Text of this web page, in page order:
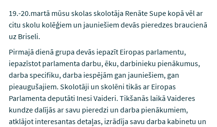
19.-20.martā mūsu skolas skolotāja Renāte Supe kopā vēl ar
citu skolu kolēģiem un jauniešiem devās pieredzes braucienā
uz Briseli.
Pirmajā dienā grupa devās iepazīt Eiropas parlamentu,
iepazīstot parlamenta darbu, ēku, darbinieku pienākumus,
darba specifiku, darba iespējām gan jauniešiem, gan
pieaugušajiem. Skolotāji un skolēni tikās ar Eiropas
Parlamenta deputāti Inesi Vaideri. Tikšanās laikā Vaideres
kundze dalījās ar savu pieredzi un darba pienākumiem,
atklājot interesantas detaļas, izrādīja savu darba kabinetu un